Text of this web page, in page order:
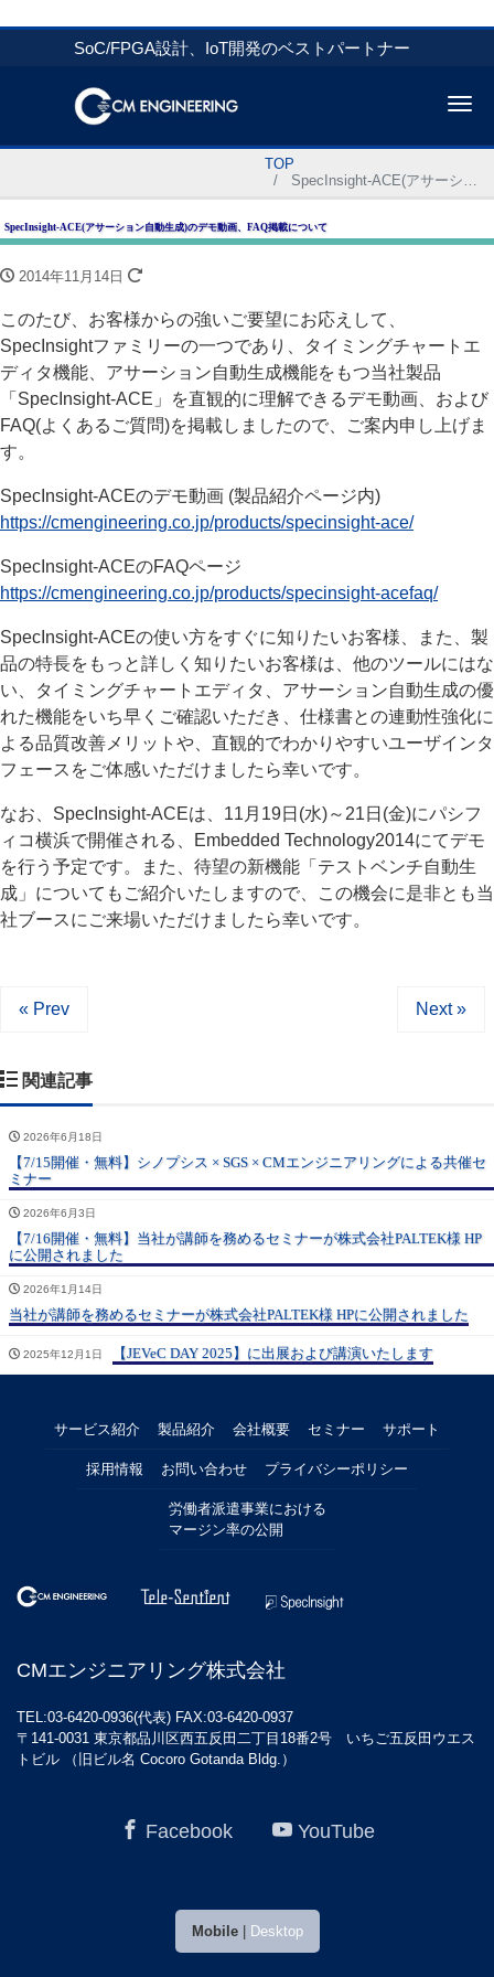
SoC/FPGA設計、IoT開発のベストパートナー
TOP
SpecInsight-ACE(アサーション自動生成)のデモ動画、FAQ掲載について
SpecInsight-ACE(アサーション自動生成)のデモ動画、FAQ掲載について
2014年11月14日
このたび、お客様からの強いご要望にお応えして、
SpecInsightファミリーの一つであり、タイミングチャートエ
ディタ機能、アサーション自動生成機能をもつ当社製品
「SpecInsight-ACE」を直観的に理解できるデモ動画、および
FAQ(よくあるご質問)を掲載しましたので、ご案内申し上げま
す。
SpecInsight-ACEのデモ動画 (製品紹介ページ内)
https://cmengineering.co.jp/products/specinsight-ace/
SpecInsight-ACEのFAQページ
https://cmengineering.co.jp/products/specinsight-acefaq/
SpecInsight-ACEの使い方をすぐに知りたいお客様、また、製
品の特長をもっと詳しく知りたいお客様は、他のツールにはな
い、タイミングチャートエディタ、アサーション自動生成の優
れた機能をいち早くご確認いただき、仕様書との連動性強化に
よる品質改善メリットや、直観的でわかりやすいユーザインタ
フェースをご体感いただけましたら幸いです。
なお、SpecInsight-ACEは、11月19日(水)～21日(金)にパシフ
ィコ横浜で開催される、Embedded Technology2014にてデモ
を行う予定です。また、待望の新機能「テストベンチ自動生
成」についてもご紹介いたしますので、この機会に是非とも当
社ブースにご来場いただけましたら幸いです。
« Prev Next »
関連記事
2026年6月18日
【7/15開催・無料】シノプシス × SGS × CMエンジニアリングによる共催セ
ミナー
2026年6月3日
【7/16開催・無料】当社が講師を務めるセミナーが株式会社PALTEK様 HP
に公開されました
2026年1月14日
当社が講師を務めるセミナーが株式会社PALTEK様 HPに公開されました
2025年12月1日 【JEVeC DAY 2025】に出展および講演いたします
サービス紹介 製品紹介 会社概要 セミナー サポート
採用情報 お問い合わせ プライバシーポリシー
労働者派遣事業における
マージン率の公開
CMエンジニアリング株式会社
TEL:03-6420-0936(代表) FAX:03-6420-0937
〒141-0031 東京都品川区西五反田二丁目18番2号 いちご五反田ウエス
トビル （旧ビル名 Cocoro Gotanda Bldg.）
Facebook YouTube
Mobile| Desktop